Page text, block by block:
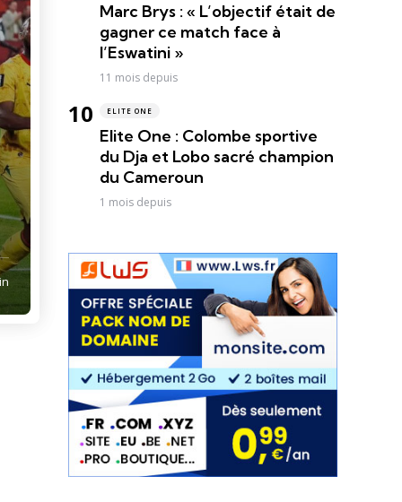
Marc Brys : « L’objectif était de
gagner ce match face à
l’Eswatini »
11 mois depuis
ELITE ONE
Elite One : Colombe sportive
du Dja et Lobo sacré champion
du Cameroun
1 mois depuis